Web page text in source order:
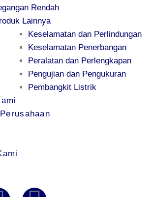
Rendah
Lainnya
Keselamatan dan Perlindungan
Keselamatan Penerbangan
Peralatan dan Perlengkapan
Pengujian dan Pengukuran
Pembangkit Listrik